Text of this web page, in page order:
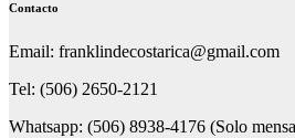
Contacto
Email: franklindecostarica@gmail.com
Tel: (506) 2650-2121
Whatsapp: (506) 8938-4176 (Solo